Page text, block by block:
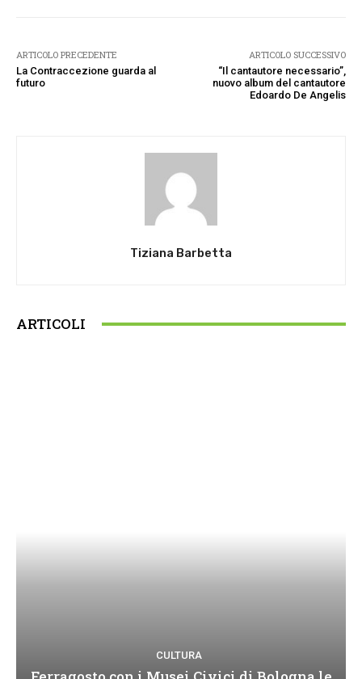
ARTICOLO PRECEDENTE
La Contraccezione guarda al
futuro
ARTICOLO SUCCESSIVO
“Il cantautore necessario”,
nuovo album del cantautore
Edoardo De Angelis
Tiziana Barbetta
ARTICOLI
CULTURA